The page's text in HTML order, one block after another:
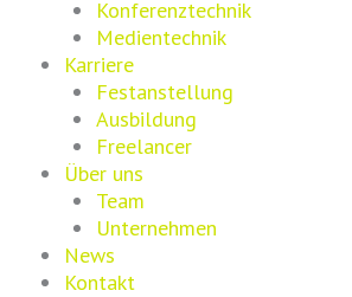
Konferenztechnik
Medientechnik
Karriere
Festanstellung
Ausbildung
Freelancer
Über uns
Team
Unternehmen
News
Kontakt